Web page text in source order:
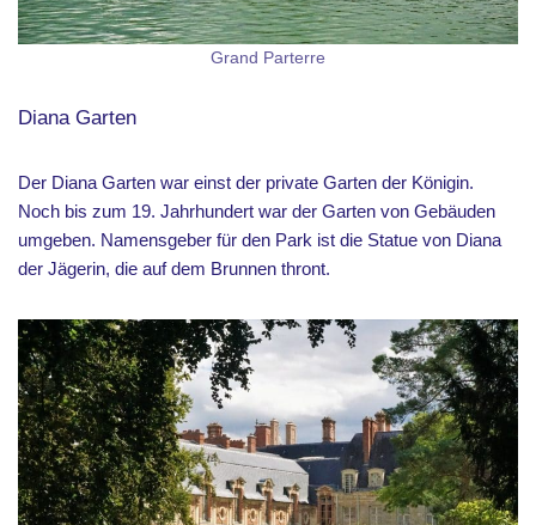
Grand Parterre
Diana Garten
Der Diana Garten war einst der private Garten der Königin.
Noch bis zum 19. Jahrhundert war der Garten von Gebäuden
umgeben. Namensgeber für den Park ist die Statue von Diana
der Jägerin, die auf dem Brunnen thront.